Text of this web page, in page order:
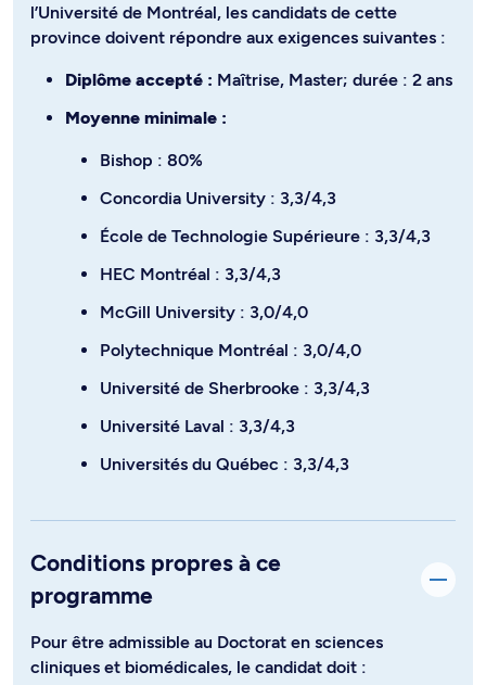
l’Université de Montréal, les candidats de cette
province doivent répondre aux exigences suivantes :
Diplôme accepté : Maîtrise, Master; durée : 2 ans
Moyenne minimale :
Bishop : 80%
Concordia University : 3,3/4,3
École de Technologie Supérieure : 3,3/4,3
HEC Montréal : 3,3/4,3
McGill University : 3,0/4,0
Polytechnique Montréal : 3,0/4,0
Université de Sherbrooke : 3,3/4,3
Université Laval : 3,3/4,3
Universités du Québec : 3,3/4,3
Conditions propres à ce
programme
Pour être admissible au Doctorat en sciences
cliniques et biomédicales, le candidat doit :